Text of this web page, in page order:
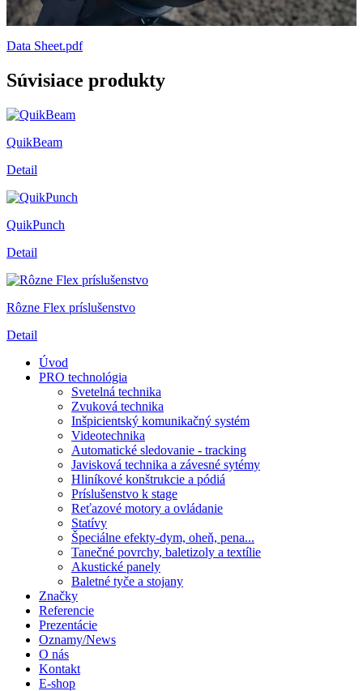
Data Sheet.pdf
Súvisiace produkty
QuikBeam
Detail
QuikPunch
Detail
Rôzne Flex príslušenstvo
Detail
Úvod
PRO technológia
Svetelná technika
Zvuková technika
Inšpicientský komunikačný systém
Videotechnika
Automatické sledovanie - tracking
Javisková technika a závesné sytémy
Hliníkové konštrukcie a pódiá
Príslušenstvo k stage
Reťazové motory a ovládanie
Statívy
Špeciálne efekty-dym, oheň, pena...
Tanečné povrchy, baletizoly a textílie
Akustické panely
Baletné tyče a stojany
Značky
Referencie
Prezentácie
Oznamy/News
O nás
Kontakt
E-shop